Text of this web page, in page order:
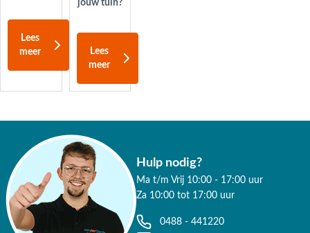
Lees
meer
jouw tuin?
Lees
meer
Hulp nodig?
Ma t/m Vrij 10:00 - 17:00 uur
Za 10:00 tot 17:00 uur
0488 - 441220